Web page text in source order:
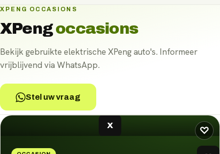
XPENG OCCASIONS
XPengoccasions
Bekijk gebruikte elektrische XPeng auto's. Informeer
vrijblijvend via WhatsApp.
Stel uw vraag
XPeng
♡
X